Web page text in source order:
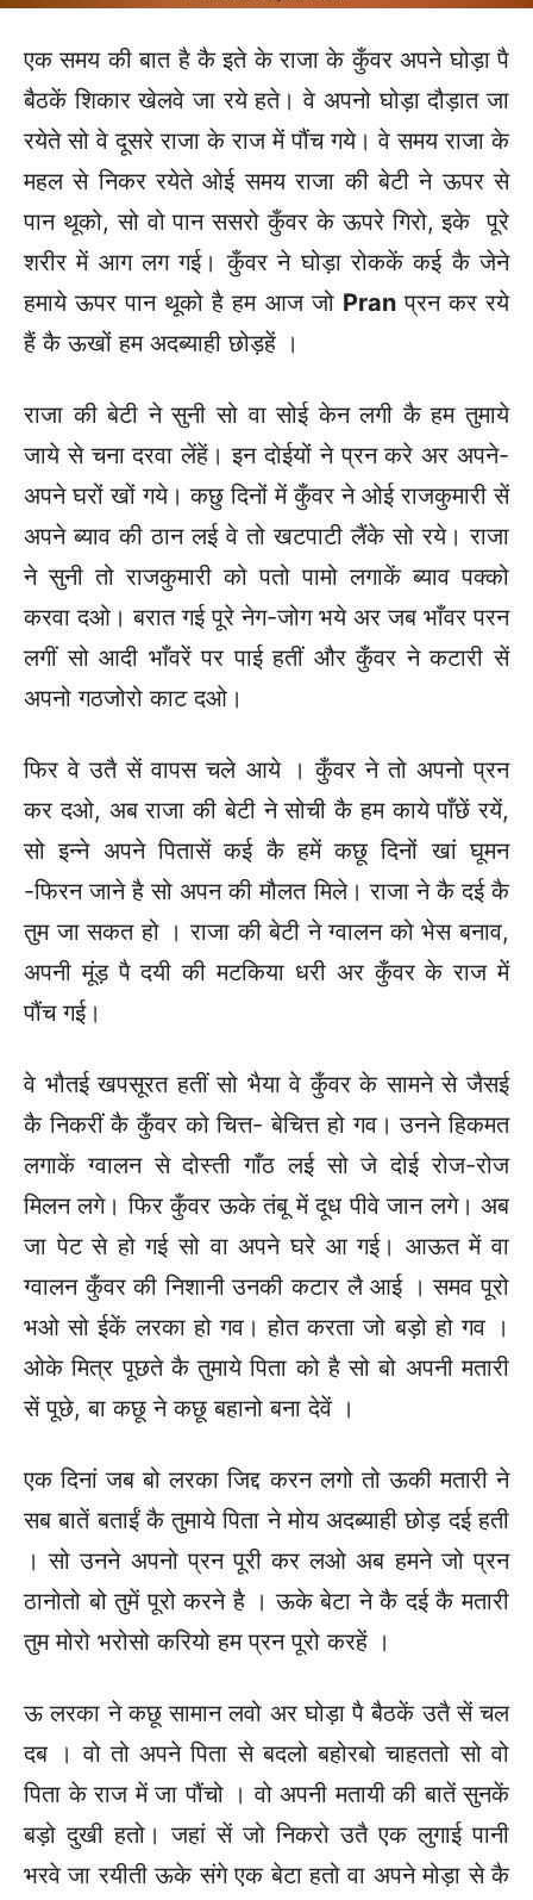
एक समय की बात है कै इते के राजा के कुँवर अपने घोड़ा पै
बैठकें शिकार खेलवे जा रये हते। वे अपनो घोड़ा दौड़ात जा
रयेते सो वे दूसरे राजा के राज में पौंच गये। वे समय राजा के
महल से निकर रयेते ओई समय राजा की बेटी ने ऊपर से
पान थूको, सो वो पान ससरो कुँवर के ऊपरे गिरो, इके पूरे
शरीर में आग लग गई। कुँवर ने घोड़ा रोककें कई कै जेने
हमाये ऊपर पान थूको है हम आज जो Pranप्रन कर रये
हैं कै ऊखों हम अदब्याही छोड़हें ।
राजा की बेटी ने सुनी सो वा सोई केन लगी कै हम तुमाये
जाये से चना दरवा लेंहें। इन दोईयों ने प्रन करे अर अपने-
अपने घरों खों गये। कछु दिनों में कुँवर ने ओई राजकुमारी सें
अपने ब्याव की ठान लई वे तो खटपाटी लैंके सो रये। राजा
ने सुनी तो राजकुमारी को पतो पामो लगाकें ब्याव पक्को
करवा दओ। बरात गई पूरे नेग-जोग भये अर जब भाँवर परन
लगीं सो आदी भाँवरें पर पाई हतीं और कुँवर ने कटारी सें
अपनो गठजोरो काट दओ।
फिर वे उतै सें वापस चले आये । कुँवर ने तो अपनो प्रन
कर दओ, अब राजा की बेटी ने सोची कै हम काये पाँछें रयें,
सो इन्ने अपने पितासें कई कै हमें कछू दिनों खां घूमन
-फिरन जाने है सो अपन की मौलत मिले। राजा ने कै दई कै
तुम जा सकत हो । राजा की बेटी ने ग्वालन को भेस बनाव,
अपनी मूंड़ पै दयी की मटकिया धरी अर कुँवर के राज में
पौंच गई।
वे भौतई खपसूरत हतीं सो भैया वे कुँवर के सामने से जैसई
कै निकरीं कै कुँवर को चित्त- बेचित्त हो गव। उनने हिकमत
लगाकें ग्वालन से दोस्ती गाँठ लई सो जे दोई रोज-रोज
मिलन लगे। फिर कुँवर ऊके तंबू में दूध पीवे जान लगे। अब
जा पेट से हो गई सो वा अपने घरे आ गई। आऊत में वा
ग्वालन कुँवर की निशानी उनकी कटार लै आई । समव पूरो
भओ सो ईकें लरका हो गव। होत करता जो बड़ो हो गव ।
ओके मित्र पूछते कै तुमाये पिता को है सो बो अपनी मतारी
सें पूछे, बा कछू ने कछू बहानो बना देवें ।
एक दिनां जब बो लरका जिद्द करन लगो तो ऊकी मतारी ने
सब बातें बताईं कै तुमाये पिता ने मोय अदब्याही छोड़ दई हती
। सो उनने अपनो प्रन पूरी कर लओ अब हमने जो प्रन
ठानोतो बो तुमें पूरो करने है । ऊके बेटा ने कै दई कै मतारी
तुम मोरो भरोसो करियो हम प्रन पूरो करहें ।
ऊ लरका ने कछू सामान लवो अर घोड़ा पै बैठकें उतै सें चल
दब । वो तो अपने पिता से बदलो बहोरबो चाहततो सो वो
पिता के राज में जा पौंचो । वो अपनी मतायी की बातें सुनकें
बड़ो दुखी हतो। जहां सें जो निकरो उतै एक लुगाई पानी
भरवे जा रयीती ऊके संगे एक बेटा हतो वा अपने मोड़ा से कै